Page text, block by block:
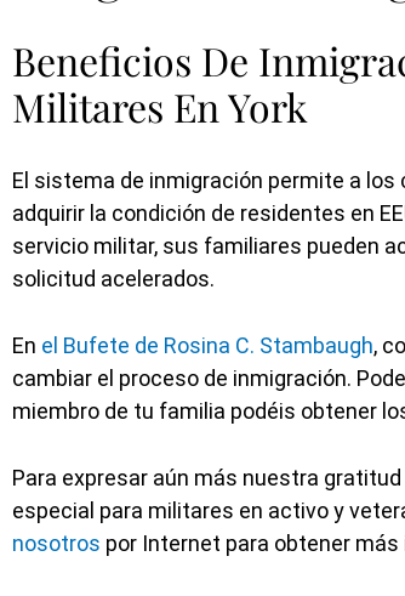
Beneficios De
Militares En York
El sistema de inmigración permite a
adquirir la condición de residentes en
servicio militar, sus familiares pueden
solicitud acelerados.
En el Bufete de Rosina C. Stambaugh,
cambiar el proceso de inmigración.
miembro de tu familia podéis obtener
Para expresar aún más nuestra
especial para militares en activo y
nosotros por Internet para obtener